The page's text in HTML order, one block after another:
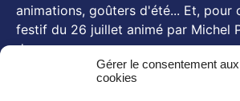
Gérer le consentement aux
cookies
animations, goûters d'été... Et, pour
festif du 26 juillet animé par Michel
des se ...